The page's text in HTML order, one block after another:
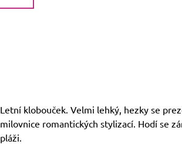
Letní klobouček. Velmi lehký, hezky se
milovnice romantických stylizací. Hodí se
pláži.